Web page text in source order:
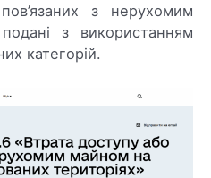
з нерухомим
з використанням
категорій.